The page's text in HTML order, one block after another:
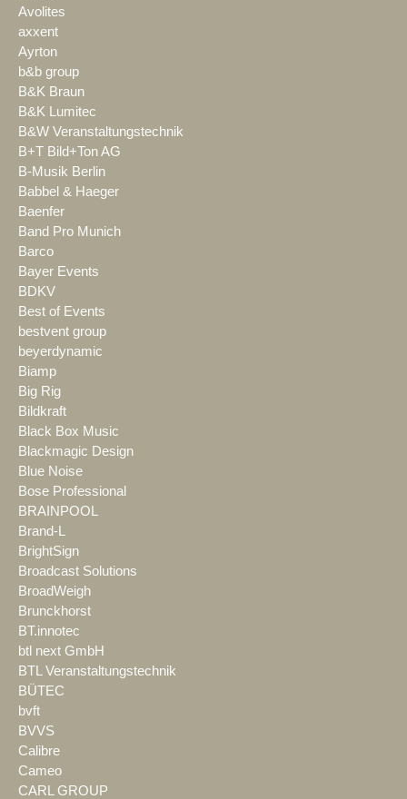
Avolites
axxent
Ayrton
b&b group
B&K Braun
B&K Lumitec
B&W Veranstaltungstechnik
B+T Bild+Ton AG
B-Musik Berlin
Babbel & Haeger
Baenfer
Band Pro Munich
Barco
Bayer Events
BDKV
Best of Events
bestvent group
beyerdynamic
Biamp
Big Rig
Bildkraft
Black Box Music
Blackmagic Design
Blue Noise
Bose Professional
BRAINPOOL
Brand-L
BrightSign
Broadcast Solutions
BroadWeigh
Brunckhorst
BT.innotec
btl next GmbH
BTL Veranstaltungstechnik
BÜTEC
bvft
BVVS
Calibre
Cameo
CARL GROUP